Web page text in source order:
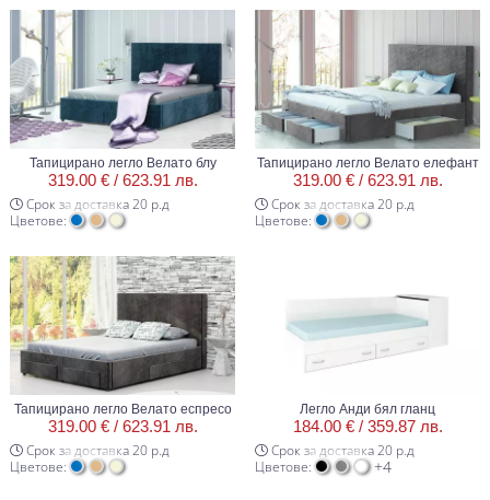
Тапицирано легло Велато блу
319.00 € / 623.91 лв.
Срок за доставка 20 р.д
Цветове:
Тапицирано легло Велато елефант
319.00 € / 623.91 лв.
Срок за доставка 20 р.д
Цветове:
Тапицирано легло Велато еспресо
319.00 € / 623.91 лв.
Срок за доставка 20 р.д
Цветове:
Легло Анди бял гланц
184.00 € / 359.87 лв.
Срок за доставка 20 р.д
Цветове:
+4